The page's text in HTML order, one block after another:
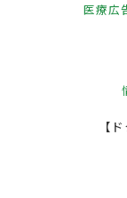
医療広
【